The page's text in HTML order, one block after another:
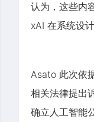
认为，这些内
xAI 在系统设
Asato 此次依
相关法律提出
确立人工智能